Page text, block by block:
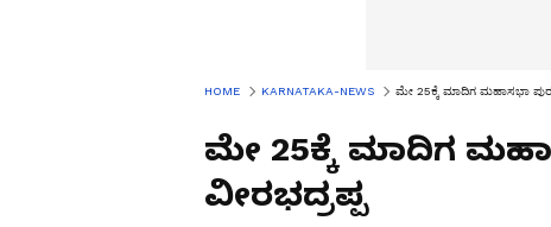
HOME KARNATAKA-NEWS ಮೇ 25ಕ್ಕೆ ಮಾದಿಗ ಮಹಾಸಭಾ
ಮೇ 25ಕ್ಕೆ ಮಾದಿಗ
ವೀರಭದ್ರಪ್ಪ